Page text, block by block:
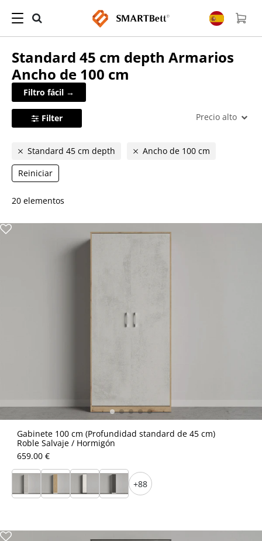
Standard 45 cm depth Armarios
Ancho de 100 cm
Filtro fácil →
Filter Precio alto
Standard 45 cm depth
Ancho de 100 cm
Reiniciar
20 elementos
Gabinete 100 cm (Profundidad standard de 45 cm)
Roble Salvaje / Hormigón
659.00 €
+88